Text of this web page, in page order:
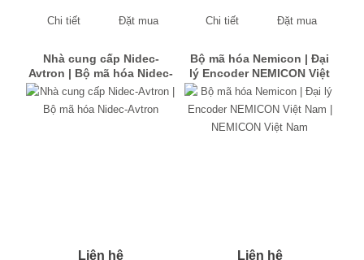
Chi tiết Đặt mua Chi tiết Đặt mua
Nhà cung cấp Nidec-
Avtron | Bộ mã hóa Nidec-
Avtron
Liên hệ
Bộ mã hóa Nemicon | Đại
lý Encoder NEMICON Việt
Nam | NEMICON Việt Nam
Liên hệ